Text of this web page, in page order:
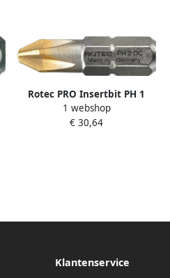
Rotec PRO Insertbit PH 1
L=25mm C 6 3 DIAMANT 10
stuks 8003001
1 webshop
€ 30,64
Klantenservice